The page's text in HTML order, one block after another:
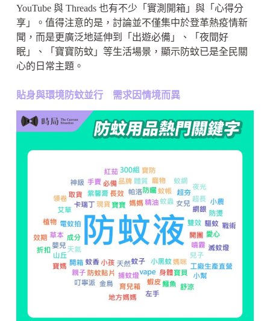
YouTube 與 Threads 也有不少「實測開箱」與「心得分
享」。值得注意的是，討論並不僅集中於登革熱疫情新
聞，而是更廣泛地延伸到「出遊必備」、「夜間好
眠」、「寶寶防蚊」等生活場景，顯示防蚊已是全民關
心的日常主題。
貼身與環境防蚊並行 需求因情境而異